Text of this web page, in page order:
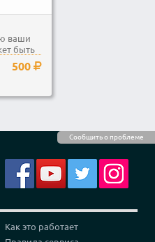
Сообщить о проблеме
ваши
быть
500
Как это работает